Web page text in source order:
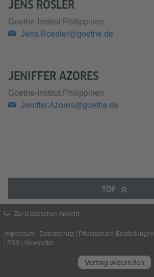
​​​​​​​JENS RÖSLER
Goethe-Institut Philippinen
Jens.Roesler@goethe.de
JENIFFER AZORES
Goethe-Institut Philippinen
Jeniffer.Azores@goethe.de
TOP
Zur klassischen Ansicht
Impressum | Datenschutz | Privatsphäre-Einstellungen
| RSS | Newsletter
Vertrag widerrufen